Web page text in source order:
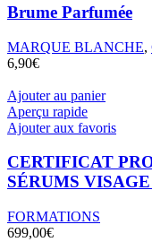
Les
options
peuvent
la
page
du
produit
Brume Parfumée
MARQUE BLANCHE,
6,90€
Ajouter au panier
Aperçu rapide
Ajouter aux favoris
CERTIFICAT
SÉRUMS
FORMATIONS
699,00€